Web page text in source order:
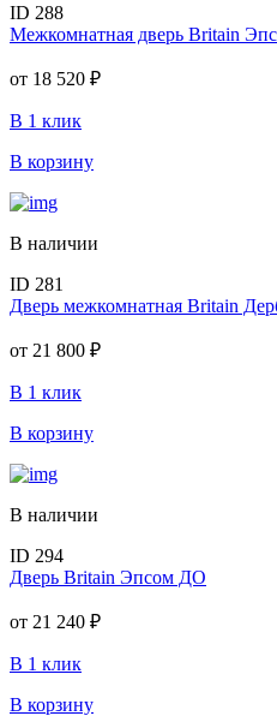
ID 288
Межкомнатная дверь Britain
от 18 520 ₽
В 1 клик
В корзину
В наличии
ID 281
Дверь межкомнатная Britain
от 21 800 ₽
В 1 клик
В корзину
В наличии
ID 294
Дверь Britain Эпсом ДО
от 21 240 ₽
В 1 клик
В корзину